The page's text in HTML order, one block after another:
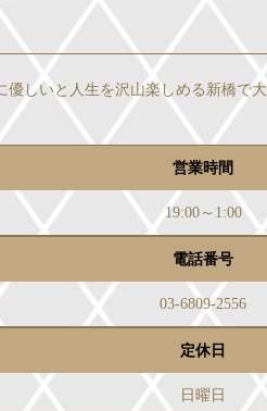
優しいと人生を沢山楽しめる新橋で
営業時間
19:00～1:00
電話番号
03-6809-2556
定休日
日曜日